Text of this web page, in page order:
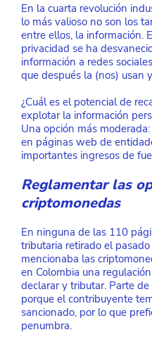
En la cuarta revolución
lo más valioso no son los
entre ellos, la información.
privacidad se ha
información a redes
que después la (nos) usan
¿Cuál es el potencial de
explotar la información
Una opción más
en páginas web de
importantes ingresos de
Reglamentar las
criptomonedas
En ninguna de las 110
tributaria retirado el
mencionaba las
en Colombia una
declarar y tributar. Parte
porque el contribuyente
sancionado, por lo que
penumbra.